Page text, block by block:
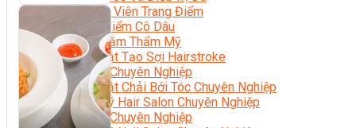
Chuyên Viên Trang Điểm
Trang Điểm Cô Dâu
Phun Xăm Thẩm Mỹ
Kỹ Thuật Tạo Sợi Hairstroke
Barber Chuyên Nghiệp
Kỹ Thuật Chải Bới Tóc Chuyên Nghiệp
Quản Lý Hair Salon Chuyên Nghiệp
Nối Mi Chuyên Nghiệp